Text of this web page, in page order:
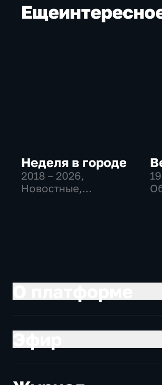
Еще
Неделя в городе
2018 – 2026,
Новостные,